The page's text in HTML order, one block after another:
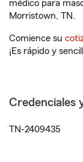
médico para
Morristown, TN.
Comience su
¡Es rápido y
Credenciales
TN-2409435